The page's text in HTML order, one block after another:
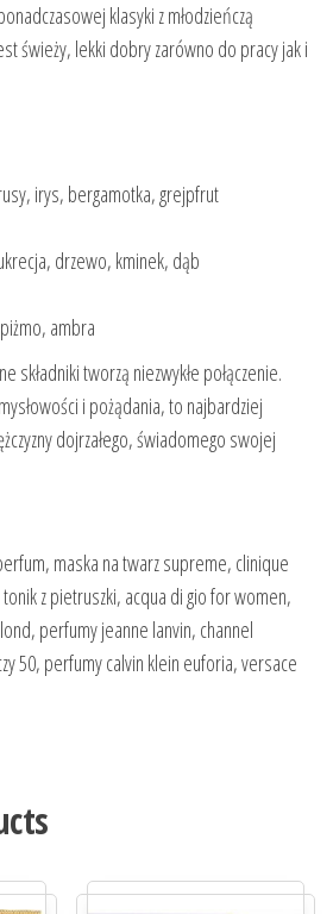
klasyki z młodzieńczą
świeży, lekki dobry zarówno do pracy jak i
irys, bergamotka, grejpfrut
drzewo, kminek, dąb
ambra
składniki tworzą niezwykłe połączenie.
i pożądania, to najbardziej
dojrzałego, świadomego swojej
maska na twarz supreme, clinique
z pietruszki, acqua di gio for women,
perfumy jeanne lanvin, channel
50, perfumy calvin klein euforia, versace